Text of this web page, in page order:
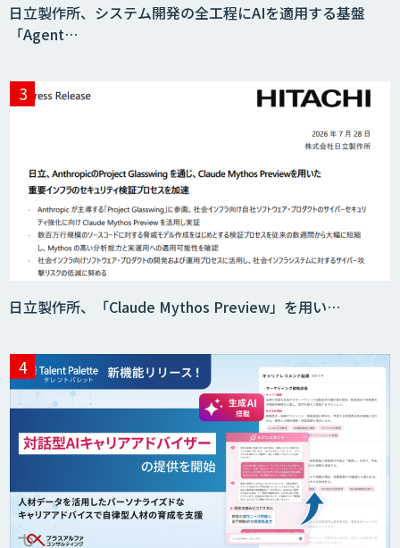
日立製作所、システム開発の全工程にAIを適用する基盤
「Agent…
日立製作所、「Claude Mythos Preview」を用い…